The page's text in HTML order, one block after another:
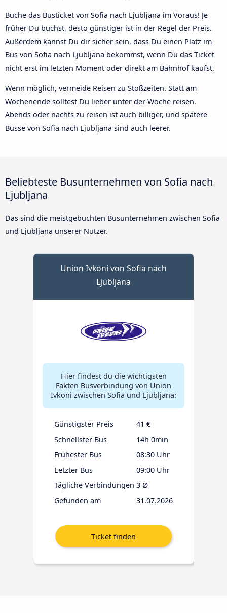
Buche das Busticket von Sofia nach Ljubljana im Voraus! Je
früher Du buchst, desto günstiger ist in der Regel der Preis.
Außerdem kannst Du dir sicher sein, dass Du einen Platz im
Bus von Sofia nach Ljubljana bekommst, wenn Du das Ticket
nicht erst im letzten Moment oder direkt am Bahnhof kaufst.
Wenn möglich, vermeide Reisen zu Stoßzeiten. Statt am
Wochenende solltest Du lieber unter der Woche reisen.
Abends oder nachts zu reisen ist auch billiger, und spätere
Busse von Sofia nach Ljubljana sind auch leerer.
Beliebteste Busunternehmen von Sofia nach
Ljubljana
Das sind die meistgebuchten Busunternehmen zwischen Sofia
und Ljubljana unserer Nutzer.
Union Ivkoni von Sofia nach
Ljubljana
Hier findest du die wichtigsten
Fakten Busverbindung von Union
Ivkoni zwischen Sofia und Ljubljana:
Günstigster Preis
41 €
Schnellster Bus
14h 0min
Frühester Bus
08:30 Uhr
Letzter Bus
09:00 Uhr
Tägliche Verbindungen 3 Ø
Gefunden am
31.07.2026